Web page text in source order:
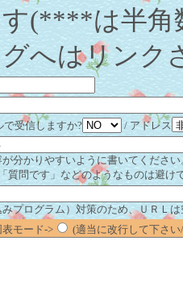
(****は半角
へはリンク
で受信しますか?
/ アドレス
分かりやすいように書いてください
質問です」などのようなものは避け
プログラム）対策のため、ＵＲＬ
表モード-> (適当に改行して下さ